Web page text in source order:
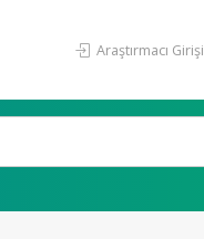
Araştırmacı Girişi